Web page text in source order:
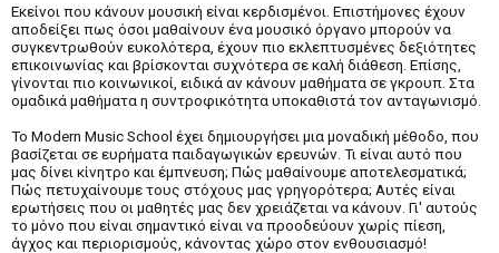
Εκείνοι που κάνουν μουσική είναι κερδισμένοι. Επιστήμονες έχουν
αποδείξει πως όσοι μαθαίνουν ένα μουσικό όργανο μπορούν να
συγκεντρωθούν ευκολότερα, έχουν πιο εκλεπτυσμένες δεξιότητες
επικοινωνίας και βρίσκονται συχνότερα σε καλή διάθεση. Επίσης,
γίνονται πιο κοινωνικοί, ειδικά αν κάνουν μαθήματα σε γκρουπ. Στα
ομαδικά μαθήματα η συντροφικότητα υποκαθιστά τον ανταγωνισμό.
Το Modern Music School έχει δημιουργήσει μια μοναδική μέθοδο, που
βασίζεται σε ευρήματα παιδαγωγικών ερευνών. Τι είναι αυτό που
μας δίνει κίνητρο και έμπνευση; Πώς μαθαίνουμε αποτελεσματικά;
Πώς πετυχαίνουμε τους στόχους μας γρηγορότερα; Αυτές είναι
ερωτήσεις που οι μαθητές μας δεν χρειάζεται να κάνουν. Γι' αυτούς
το μόνο που είναι σημαντικό είναι να προοδεύουν χωρίς πίεση,
άγχος και περιορισμούς, κάνοντας χώρο στον ενθουσιασμό!